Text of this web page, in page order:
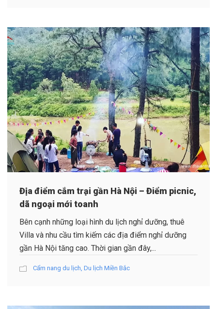
Địa điểm cắm trại gần Hà Nội – Điểm picnic,
dã ngoại mới toanh
Bên cạnh những loại hình du lịch nghỉ dưỡng, thuê
Villa và nhu cầu tìm kiếm các địa điểm nghỉ dưỡng
gần Hà Nội tăng cao. Thời gian gần đây,...
Cẩm nang du lịch Du lịch Miền Bắc